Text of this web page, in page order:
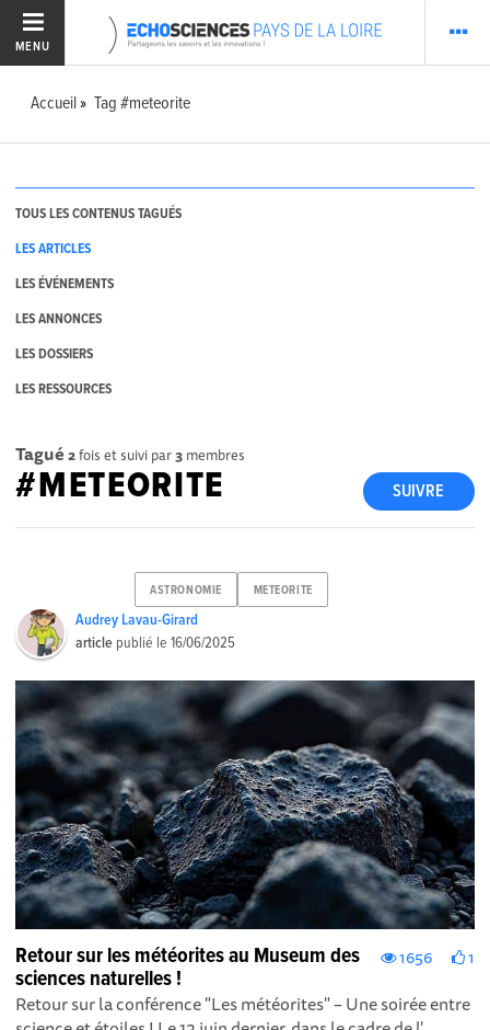
MENU
Accueil Tag #meteorite
TOUS LES CONTENUS TAGUÉS
LES ARTICLES
LES ÉVÉNEMENTS
LES ANNONCES
LES DOSSIERS
LES RESSOURCES
Tagué 2fois et suivi par3 membres
SUIVRE
#METEORITE
ASTRONOMIE METEORITE
Audrey Lavau-Girard
article publié le16/06/2025
1656 1
Retour sur les météorites au Museum des
sciences naturelles !
Retour sur la conférence "Les météorites" – Une soirée entre